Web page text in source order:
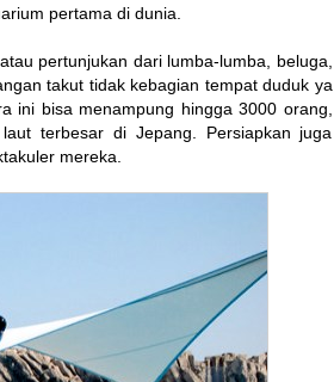
pertama di dunia.
pertunjukan dari lumba-lumba, beluga,
takut tidak kebagian tempat duduk ya
ini bisa menampung hingga 3000 orang,
terbesar di Jepang. Persiapkan juga
mereka.